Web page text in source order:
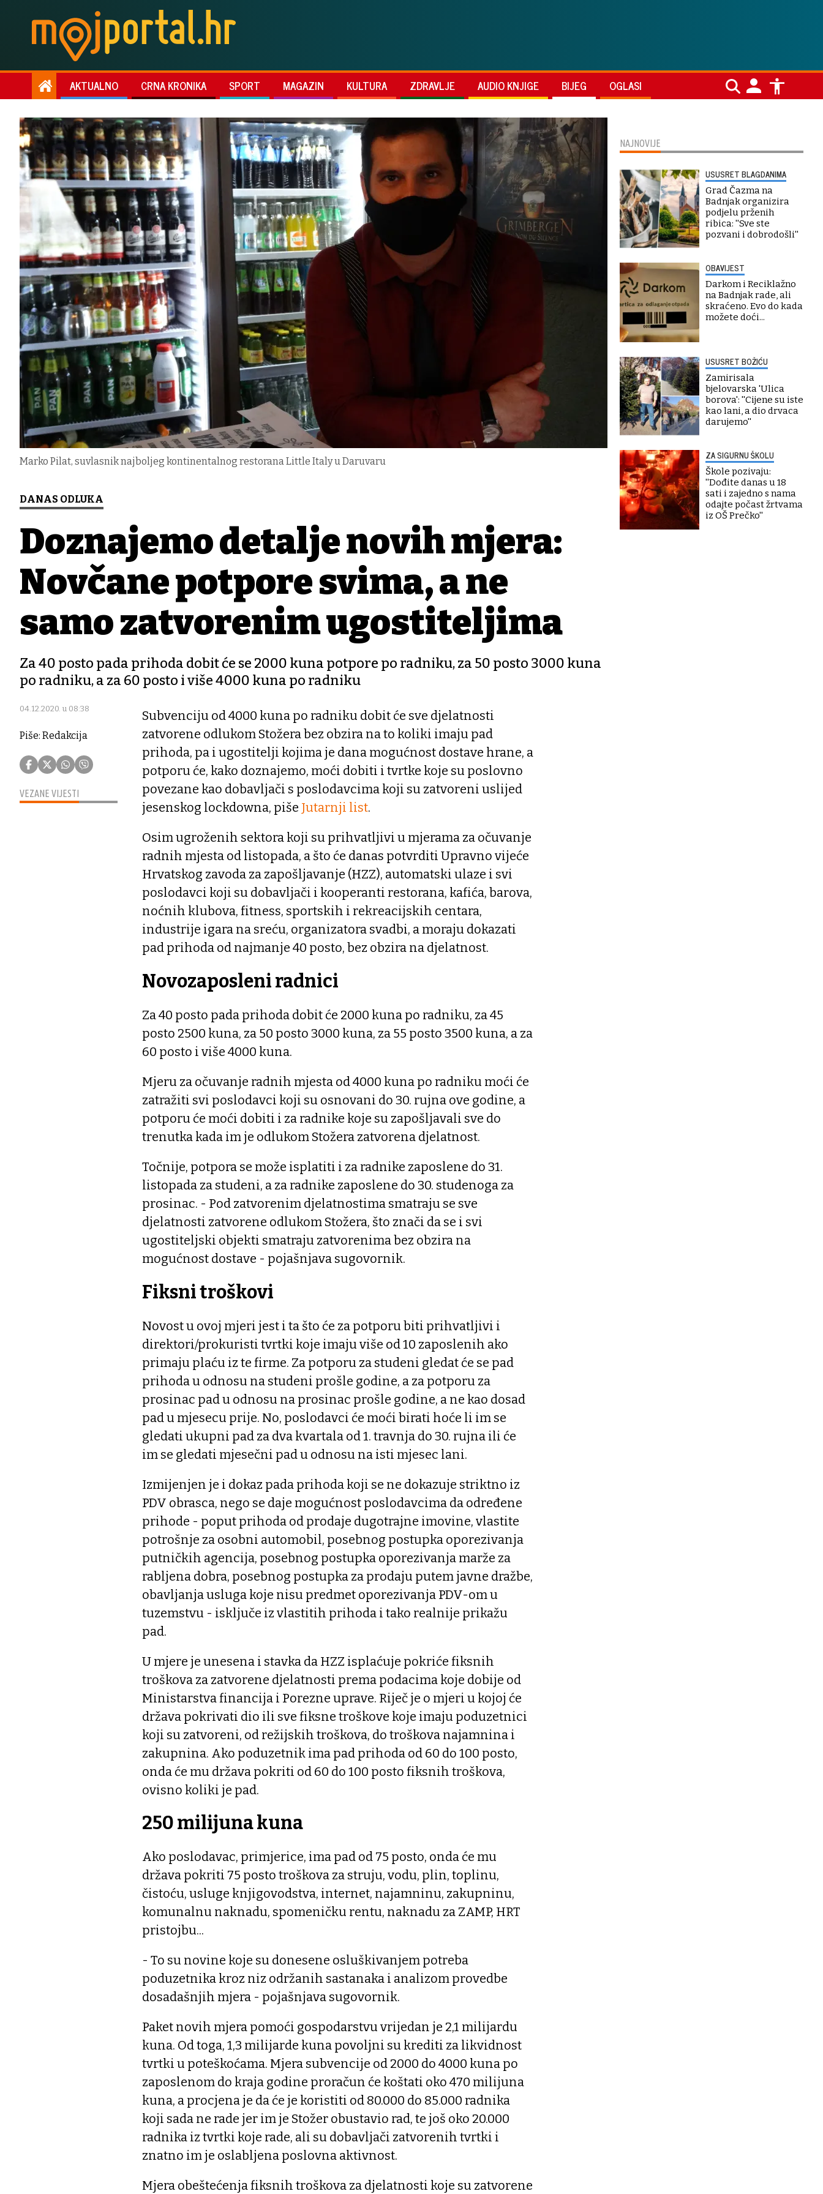
AKTUALNO CRNA KRONIKA SPORT MAGAZIN KULTURA ZDRAVLJE AUDIO KNJIGE BIJEG OGLASI
Marko Pilat, suvlasnik najboljeg kontinentalnog restorana Little Italy u Daruvaru
DANAS ODLUKA
Doznajemo detalje novih mjera:
Novčane potpore svima, a ne
samo zatvorenim ugostiteljima
Za 40 posto pada prihoda dobit će se 2000 kuna potpore po radniku, za 50 posto 3000 kuna
po radniku, a za 60 posto i više 4000 kuna po radniku
04.12.2020. u 08:38
Piše: Redakcija
VEZANE VIJESTI
Subvenciju od 4000 kuna po radniku dobit će sve djelatnosti
zatvorene odlukom Stožera bez obzira na to koliki imaju pad
prihoda, pa i ugostitelji kojima je dana mogućnost dostave hrane, a
potporu će, kako doznajemo, moći dobiti i tvrtke koje su poslovno
povezane kao dobavljači s poslodavcima koji su zatvoreni uslijed
jesenskog lockdowna, piše Jutarnji list.
Osim ugroženih sektora koji su prihvatljivi u mjerama za očuvanje
radnih mjesta od listopada, a što će danas potvrditi Upravno vijeće
Hrvatskog zavoda za zapošljavanje (HZZ), automatski ulaze i svi
poslodavci koji su dobavljači i kooperanti restorana, kafića, barova,
noćnih klubova, fitness, sportskih i rekreacijskih centara,
industrije igara na sreću, organizatora svadbi, a moraju dokazati
pad prihoda od najmanje 40 posto, bez obzira na djelatnost.
Novozaposleni radnici
Za 40 posto pada prihoda dobit će 2000 kuna po radniku, za 45
posto 2500 kuna, za 50 posto 3000 kuna, za 55 posto 3500 kuna, a za
60 posto i više 4000 kuna.
Mjeru za očuvanje radnih mjesta od 4000 kuna po radniku moći će
zatražiti svi poslodavci koji su osnovani do 30. rujna ove godine, a
potporu će moći dobiti i za radnike koje su zapošljavali sve do
trenutka kada im je odlukom Stožera zatvorena djelatnost.
Točnije, potpora se može isplatiti i za radnike zaposlene do 31.
listopada za studeni, a za radnike zaposlene do 30. studenoga za
prosinac. - Pod zatvorenim djelatnostima smatraju se sve
djelatnosti zatvorene odlukom Stožera, što znači da se i svi
ugostiteljski objekti smatraju zatvorenima bez obzira na
mogućnost dostave - pojašnjava sugovornik.
Fiksni troškovi
Novost u ovoj mjeri jest i ta što će za potporu biti prihvatljivi i
direktori/prokuristi tvrtki koje imaju više od 10 zaposlenih ako
primaju plaću iz te firme. Za potporu za studeni gledat će se pad
prihoda u odnosu na studeni prošle godine, a za potporu za
prosinac pad u odnosu na prosinac prošle godine, a ne kao dosad
pad u mjesecu prije. No, poslodavci će moći birati hoće li im se
gledati ukupni pad za dva kvartala od 1. travnja do 30. rujna ili će
im se gledati mjesečni pad u odnosu na isti mjesec lani.
Izmijenjen je i dokaz pada prihoda koji se ne dokazuje striktno iz
PDV obrasca, nego se daje mogućnost poslodavcima da određene
prihode - poput prihoda od prodaje dugotrajne imovine, vlastite
potrošnje za osobni automobil, posebnog postupka oporezivanja
putničkih agencija, posebnog postupka oporezivanja marže za
rabljena dobra, posebnog postupka za prodaju putem javne dražbe,
obavljanja usluga koje nisu predmet oporezivanja PDV-om u
tuzemstvu - isključe iz vlastitih prihoda i tako realnije prikažu
pad.
U mjere je unesena i stavka da HZZ isplaćuje pokriće fiksnih
troškova za zatvorene djelatnosti prema podacima koje dobije od
Ministarstva financija i Porezne uprave. Riječ je o mjeri u kojoj će
država pokrivati dio ili sve fiksne troškove koje imaju poduzetnici
koji su zatvoreni, od režijskih troškova, do troškova najamnina i
zakupnina. Ako poduzetnik ima pad prihoda od 60 do 100 posto,
onda će mu država pokriti od 60 do 100 posto fiksnih troškova,
ovisno koliki je pad.
250 milijuna kuna
Ako poslodavac, primjerice, ima pad od 75 posto, onda će mu
država pokriti 75 posto troškova za struju, vodu, plin, toplinu,
čistoću, usluge knjigovodstva, internet, najamninu, zakupninu,
komunalnu naknadu, spomeničku rentu, naknadu za ZAMP, HRT
pristojbu...
- To su novine koje su donesene osluškivanjem potreba
poduzetnika kroz niz održanih sastanaka i analizom provedbe
dosadašnjih mjera - pojašnjava sugovornik.
Paket novih mjera pomoći gospodarstvu vrijedan je 2,1 milijardu
kuna. Od toga, 1,3 milijarde kuna povoljni su krediti za likvidnost
tvrtki u poteškoćama. Mjera subvencije od 2000 do 4000 kuna po
zaposlenom do kraja godine proračun će koštati oko 470 milijuna
kuna, a procjena je da će je koristiti od 80.000 do 85.000 radnika
koji sada ne rade jer im je Stožer obustavio rad, te još oko 20.000
radnika iz tvrtki koje rade, ali su dobavljači zatvorenih tvrtki i
znatno im je oslabljena poslovna aktivnost.
Mjera obeštećenja fiksnih troškova za djelatnosti koje su zatvorene
NAJNOVIJE
USUSRET BLAGDANIMA
Grad Čazma na
Badnjak organizira
podjelu prženih
ribica: ''Sve ste
pozvani i dobrodošli''
OBAVIJEST
Darkom i Reciklažno
na Badnjak rade, ali
skraćeno. Evo do kada
možete doći...
USUSRET BOŽIĆU
Zamirisala
bjelovarska 'Ulica
borova': ''Cijene su iste
kao lani, a dio drvaca
darujemo''
ZA SIGURNU ŠKOLU
Škole pozivaju:
''Dođite danas u 18
sati i zajedno s nama
odajte počast žrtvama
iz OŠ Prečko''